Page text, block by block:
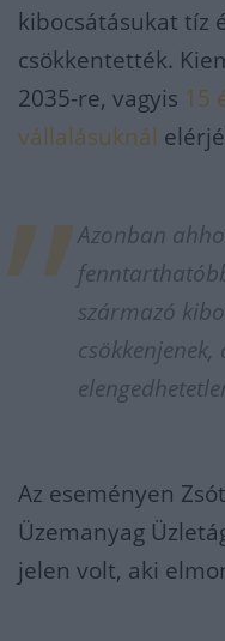
kibocsátásukat tíz
csökkentették.
2035-re, vagyis 15
vállalásuknál
Azonban
származó
csökkenjenek,
Az eseményen
Üzemanyag
jelen volt, aki